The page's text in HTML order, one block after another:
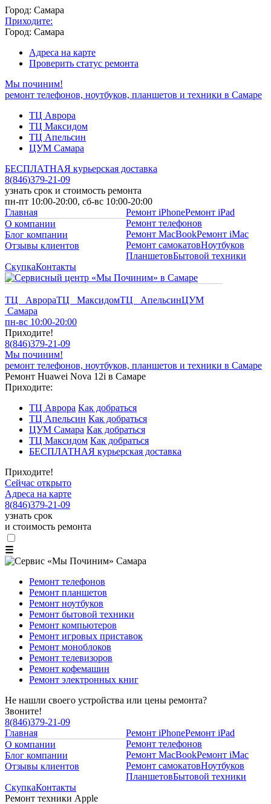
Город: Самара
Приходите:
Город: Самара
Адреса на карте
Проверить статус ремонта
Мы починим!
ремонт телефонов, ноутбуков, планшетов и техники в Самаре
ТЦ Аврора
ТЦ Максидом
ТЦ Апельсин
ЦУМ Самара
БЕСПЛАТНАЯ курьерская доставка
8(846)379-21-09
узнать срок и стоимость ремонта
пн-пт 10:00-20:00, сб-вс 10:00-20:00
Главная
О компании
Блог компании
Отзывы клиентов
Ремонт iPhoneРемонт iPad
Ремонт телефонов
Ремонт MacBookРемонт iMac
Ремонт самокатовНоутбуков
ПланшетовБытовой техники
СкупкаКонтакты
ТЦ АврораТЦ МаксидомТЦ АпельсинЦУМ
Самара
пн-вс 10:00-20:00
Приходите!
8(846)379-21-09
Мы починим!
ремонт телефонов, ноутбуков, планшетов и техники в Самаре
Ремонт Huawei Nova 12i в Самаре
Приходите:
ТЦ Аврора Как добраться
ТЦ Апельсин Как добраться
ЦУМ Самара Как добраться
ТЦ Максидом Как добраться
БЕСПЛАТНАЯ курьерская доставка
Приходите!
Сейчас открыто
Адреса на карте
8(846)379-21-09
узнать срок
и стоимость ремонта
☰
Ремонт телефонов
Ремонт планшетов
Ремонт ноутбуков
Ремонт бытовой техники
Ремонт компьютеров
Ремонт игровых приставок
Ремонт моноблоков
Ремонт телевизоров
Ремонт кофемашин
Ремонт электронных книг
Не нашли своего устройства или цены ремонта?
Звоните!
8(846)379-21-09
Главная
О компании
Блог компании
Отзывы клиентов
Ремонт iPhoneРемонт iPad
Ремонт телефонов
Ремонт MacBookРемонт iMac
Ремонт самокатовНоутбуков
ПланшетовБытовой техники
СкупкаКонтакты
Ремонт техники Apple